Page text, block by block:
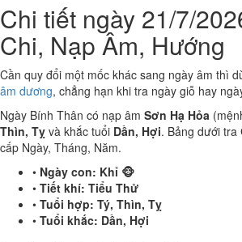
Chi tiết ngày 21/7/
Chi, Nạp Âm, Hướng
Cần quy đổi một mốc khác sang ngày âm thì
âm dương, chẳng hạn khi tra ngày giỗ hay
Ngày Bính Thân có nạp âm Sơn Hạ Hỏa
Thìn, Tỵ và khắc tuổi Dần, Hợi. Bảng dưới tra
cấp Ngày, Tháng, Năm.
• Ngày con: Khỉ 🐵
• Tiết khí: Tiểu Thử
• Tuổi hợp: Tý, Thìn, Tỵ
• Tuổi khắc: Dần, Hợi